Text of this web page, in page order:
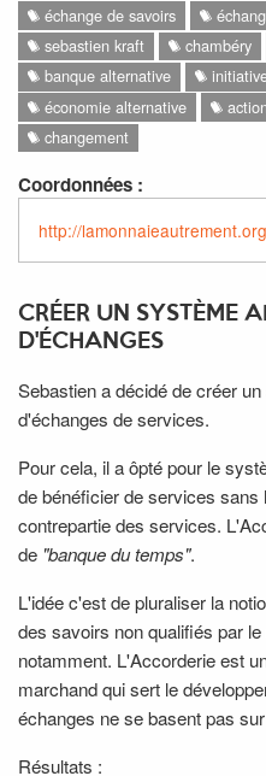
échange de savoirs
sebastien kraft
chambéry
banque alternative
économie alternative
changement
Coordonnées :
http://lamonnaieautrement.org
CRÉER UN SYSTÈME
D'ÉCHANGES
Sebastien a décidé de créer
d'échanges de services.
Pour cela, il a ôpté pour le
de bénéficier de services
contrepartie des services.
de "banque du temps".
L'idée c'est de pluraliser la
des savoirs non qualifiés par
notamment. L'Accorderie est
marchand qui sert le
échanges ne se basent pas
Résultats :